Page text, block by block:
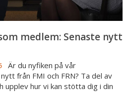
medlem: Senaste nytt
Är du nyfiken på vår
från FMI och FRN? Ta del av
hur vi kan stötta dig i din